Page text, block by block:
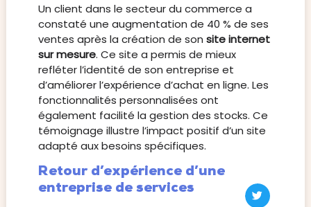
Un client dans le secteur du commerce a
constaté une augmentation de 40 % de ses
ventes après la création de son site internet
sur mesure. Ce site a permis de mieux
refléter l’identité de son entreprise et
d’améliorer l’expérience d’achat en ligne. Les
fonctionnalités personnalisées ont
également facilité la gestion des stocks. Ce
témoignage illustre l’impact positif d’un site
adapté aux besoins spécifiques.
Retour d’expérience d’une
entreprise de services